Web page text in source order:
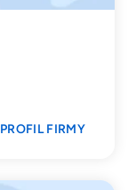
PROFIL FIRMY